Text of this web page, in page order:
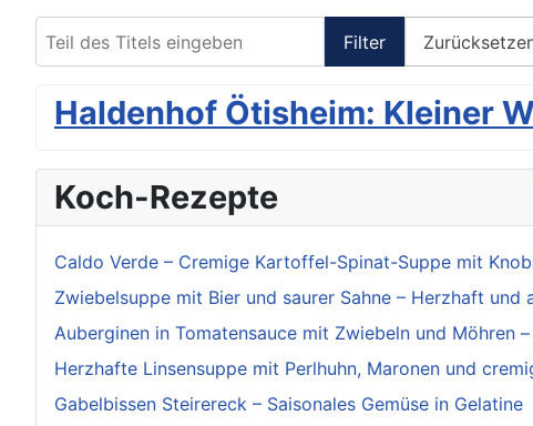
Filter
Haldenhof Ötisheim: Kleiner
Koch-Rezepte
Caldo Verde – Cremige Kartoffel-Spinat-Suppe mit
Zwiebelsuppe mit Bier und saurer Sahne – Herzhaft und
Auberginen in Tomatensauce mit Zwiebeln und Möhren
Herzhafte Linsensuppe mit Perlhuhn, Maronen und
Gabelbissen Steirereck – Saisonales Gemüse in Gelatine